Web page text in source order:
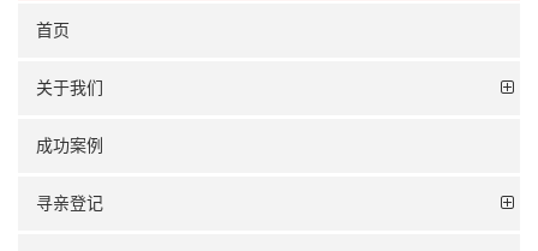
首页
关于我们
成功案例
寻亲登记